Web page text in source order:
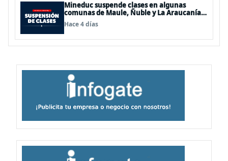
Mineduc suspende clases en algunas
comunas de Maule, Ñuble y La Araucanía
para este lunes
Hace 4 días